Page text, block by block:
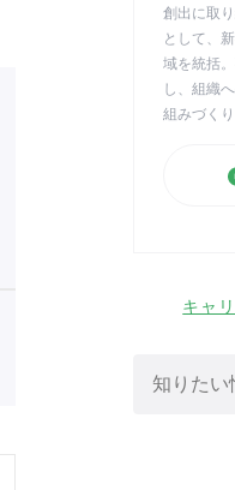
創出に取
として、
域を統括
し、組織
組みづく
キャ